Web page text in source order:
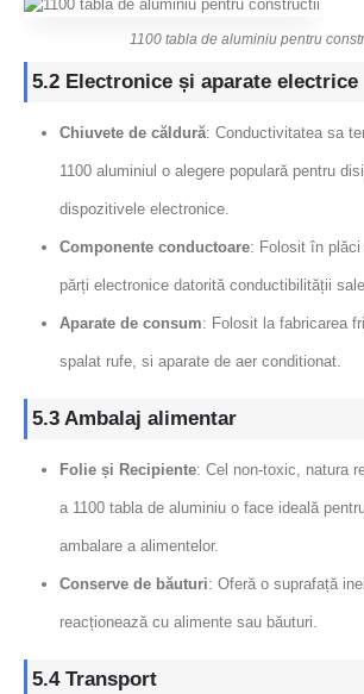
1100 tabla de aluminiu pentru
5.2 Electronice și aparate electrice
Chiuvete de căldură: Conductivitatea sa
1100 aluminiul o alegere populară pentru
dispozitivele electronice.
Componente conductoare: Folosit în
părți electronice datorită conductibilității
Aparate de consum: Folosit la fabricarea
spalat rufe, si aparate de aer conditionat.
5.3 Ambalaj alimentar
Folie și Recipiente: Cel non-toxic, natura
a 1100 tabla de aluminiu o face ideală
ambalare a alimentelor.
Conserve de băuturi: Oferă o suprafață
reacționează cu alimente sau băuturi.
5.4 Transport